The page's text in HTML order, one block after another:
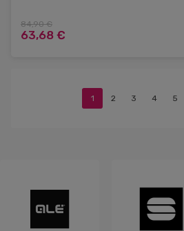
84,90 €
63,68 €
1 2 3 4 5